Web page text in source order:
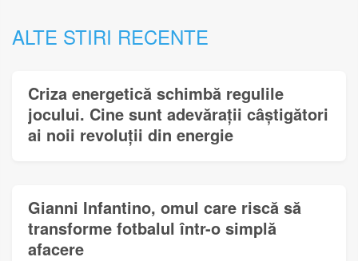
ALTE STIRI RECENTE
Criza energetică schimbă regulile
jocului. Cine sunt adevărații câștigători
ai noii revoluții din energie
Gianni Infantino, omul care riscă să
transforme fotbalul într-o simplă
afacere